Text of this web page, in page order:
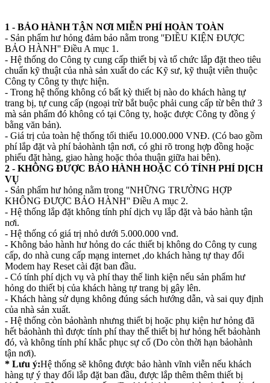
1 - BẢO HÀNH TẬN NƠI MIỄN PHÍ HOÀN TOÀN
- Sản phẩm hư hỏng đảm bảo nằm trong ''ĐIỀU KIỆN ĐƯỢC
BẢO HÀNH'' Điều A mục 1.
- Hệ thống do Công ty cung cấp thiết bị và tổ chức lắp đặt theo tiêu
chuẩn kỹ thuật của nhà sản xuất do các Kỹ sư, kỹ thuật viên thuộc
Công ty Công ty thực hiện.
- Trong hệ thống không có bất kỳ thiết bị nào do khách hàng tự
trang bị, tự cung cấp (ngoại trừ bắt buộc phải cung cấp từ bên thứ 3
mà sản phẩm đó không có tại Công ty, hoặc được Công ty đồng ý
bằng văn bản).
- Giá trị của toàn hệ thống tối thiểu 10.000.000 VNĐ. (Có bao gồm
phí lắp đặt và phí bảohành tận nơi, có ghi rõ trong hợp đồng hoặc
phiếu đặt hàng, giao hàng hoặc thỏa thuận giữa hai bên).
2 - KHÔNG ĐƯỢC BẢO HÀNH HOẶC CÓ TÍNH PHÍ DỊCH
VỤ
- Sản phẩm hư hỏng nằm trong ''NHỮNG TRƯỜNG HỢP
KHÔNG ĐƯỢC BẢO HÀNH'' Điều A mục 2.
- Hệ thống lắp đặt không tính phí dịch vụ lắp đặt và bảo hành tận
nơi.
- Hệ thống có giá trị nhỏ dưới 5.000.000 vnđ.
- Không bảo hành hư hỏng do các thiết bị không do Công ty cung
cấp, do nhà cung cấp mạng internet ,do khách hàng tự thay đổi
Modem hay Reset cài đặt ban đầu.
- Có tính phí dịch vụ và phí thay thế linh kiện nếu sản phẩm hư
hỏng do thiết bị của khách hàng tự trang bị gây lên.
- Khách hàng sử dụng không đúng sách hướng dẫn, và sai quy định
của nhà sản xuất.
- Hệ thống còn bảohành nhưng thiết bị hoặc phụ kiện hư hỏng đã
hết bảohành thì được tính phí thay thế thiết bị hư hỏng hết bảohành
đó, và không tính phí khắc phục sự cố (Do còn thời hạn bảohành
tận nơi).
* Lưu ý:Hệ thống sẽ không được bảo hành vĩnh viễn nếu khách
hàng tự ý thay đổi lắp đặt ban đầu, được lắp thêm thêm thiết bị